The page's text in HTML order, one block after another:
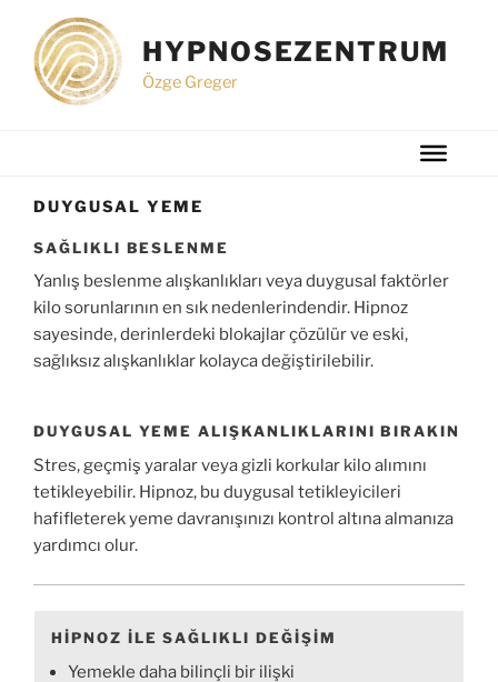
HYPNOSEZENTRUM
Özge Greger
DUYGUSAL YEME
SAĞLIKLI BESLENME
Yanlış beslenme alışkanlıkları veya duygusal faktörler
kilo sorunlarının en sık nedenlerindendir. Hipnoz
sayesinde, derinlerdeki blokajlar çözülür ve eski,
sağlıksız alışkanlıklar kolayca değiştirilebilir.
DUYGUSAL YEME ALIŞKANLIKLARINI BIRAKIN
Stres, geçmiş yaralar veya gizli korkular kilo alımını
tetikleyebilir. Hipnoz, bu duygusal tetikleyicileri
hafifleterek yeme davranışınızı kontrol altına almanıza
yardımcı olur.
HIPNOZ ILE SAĞLIKLI DEĞIŞIM
Yemekle daha bilinçli bir ilişki